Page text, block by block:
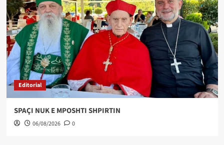
Editorial
SPAÇI NUK E MPOSHTI SHPIRTIN
06/08/2026 0